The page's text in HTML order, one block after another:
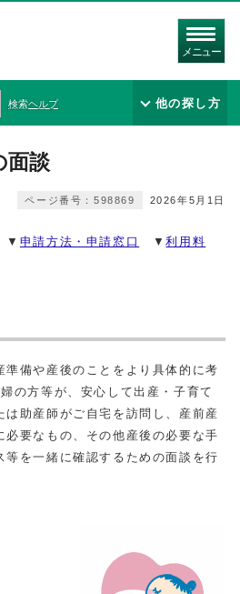
メニュー
検索ヘルプ 他の探し方
面談
2026年5月1日
ページ番号：598869
▼ 申請方法・申請窓口 ▼利用料
備や産後のことをより具体的に考
の方等が、安心して出産・子育て
助産師がご自宅を訪問し、産前産
必要なもの、その他産後の必要な手
等を一緒に確認するための面談を行